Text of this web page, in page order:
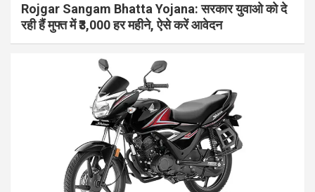
Rojgar Sangam Bhatta Yojana: सरकार युवाओ को दे
रही हैं मुफ्त में ₹3,000 हर महीने, ऐसे करें आवेदन